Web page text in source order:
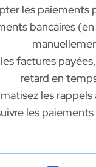
les paiements
bancaires
factures
retard en
les rappels
les